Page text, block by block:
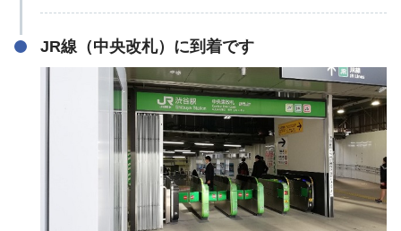
JR線（中央改札）に到着です